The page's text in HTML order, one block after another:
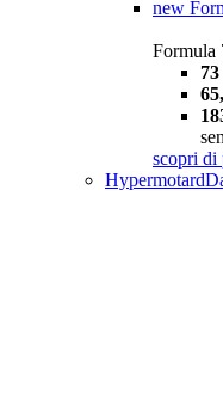
new
Formula
scopri di
Hypermotard